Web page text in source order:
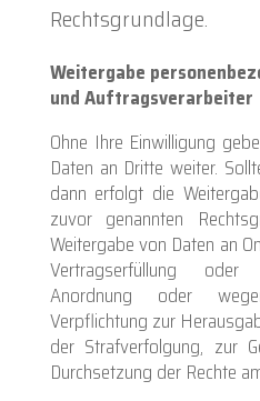
Rechtsgrundlage.
Weitergabe
und Auftragsverarbeiter
Ohne Ihre Einwilligung
Daten an Dritte weiter.
dann erfolgt die
zuvor genannten
Weitergabe von Daten an
Vertragserfüllung oder
Anordnung oder
Verpflichtung zur
der Strafverfolgung, zur
Durchsetzung der Rechte